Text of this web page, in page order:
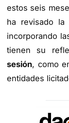
estos seis
ha revisado la
incorporando
tienen su
sesión, como
entidades